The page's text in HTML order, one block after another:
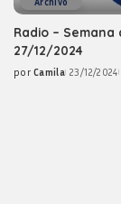
Radio – Semana
27/12/2024
Posted
por Camila 23/12/2024